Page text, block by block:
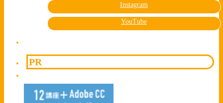
Instagram
YouTube
PR